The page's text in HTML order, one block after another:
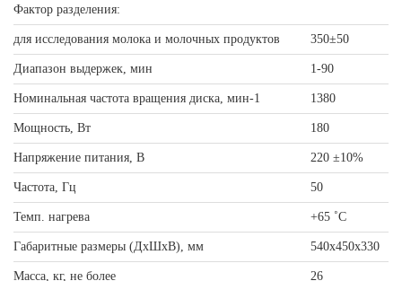
Фактор разделения:
для исследования молока и молочных продуктов 350±50
Диапазон выдержек, мин 1-90
Номинальная частота вращения диска, мин-1 1380
Мощность, Вт 180
Напряжение питания, В 220 ±10%
Частота, Гц 50
Темп. нагрева +65 ˚С
Габаритные размеры (ДхШхВ), мм 540х450х330
Масса, кг, не более 26